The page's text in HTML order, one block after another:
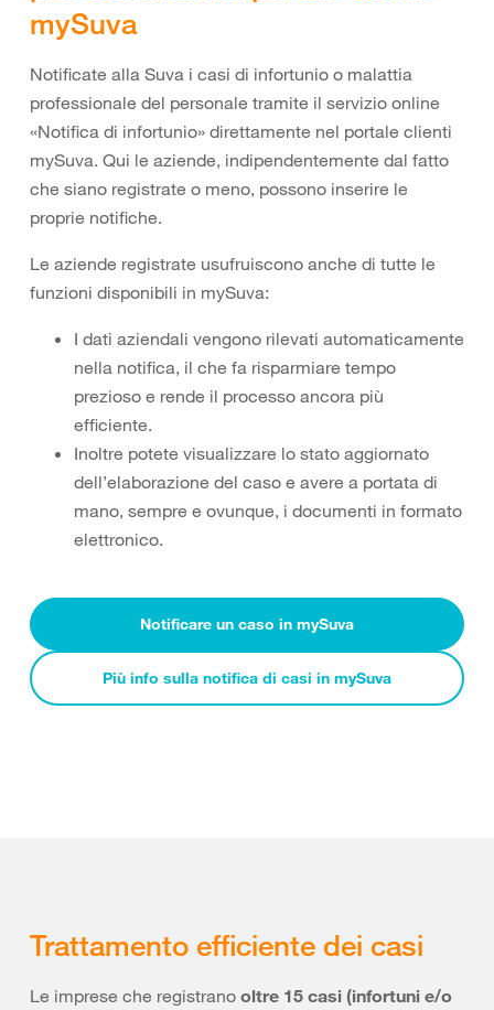
mySuva
Notificate alla Suva i casi di infortunio o malattia
professionale del personale tramite il servizio online
«Notifica di infortunio» direttamente nel portale clienti
mySuva. Qui le aziende, indipendentemente dal fatto
che siano registrate o meno, possono inserire le
proprie notifiche.
Le aziende registrate usufruiscono anche di tutte le
funzioni disponibili in mySuva:
I dati aziendali vengono rilevati automaticamente
nella notifica, il che fa risparmiare tempo
prezioso e rende il processo ancora più
efficiente.
Inoltre potete visualizzare lo stato aggiornato
dell’elaborazione del caso e avere a portata di
mano, sempre e ovunque, i documenti in formato
elettronico.
Notificare un caso in mySuva
Più info sulla notifica di casi in mySuva
Trattamento efficiente dei casi
Le imprese che registrano oltre 15 casi (infortuni e/o